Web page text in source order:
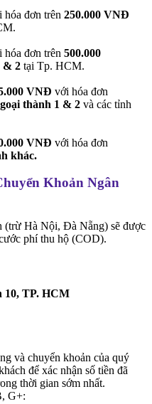
hóa đơn trên 250.000 VNĐ
hóa đơn trên 500.000
& 2 tại Tp. HCM.
VNĐ với hóa đơn
thành 1 & 2 và các tỉnh
VNĐ với hóa đơn
khác.
Khoản Ngân
(trừ Hà Nội, Đà Nẵng) sẽ được
phí thu hộ (COD).
10, TP. HCM
và chuyển khoản của quý
để xác nhận số tiền đã
thời gian sớm nhất.
G+: